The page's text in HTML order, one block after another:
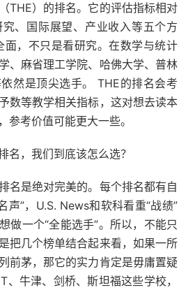
THE）的排名。它的评估指标相对
、国际展望、产业收入等五个方
面，不只是看研究。在数学与统计
、麻省理工学院、哈佛大学、普林
然是顶尖选手。 THE的排名会考
数等教学相关指标，这对想去读本
参考价值可能更大一些。
名，我们到底该怎么选？
名是绝对完美的。每个排名都有自
声”，U.S. News和软科看重“战绩”
做一个“全能选手”。所以，不能只
把几个榜单结合起来看，如果一所
前茅，那它的实力肯定是毋庸置疑
、牛津、剑桥、斯坦福这些学校，